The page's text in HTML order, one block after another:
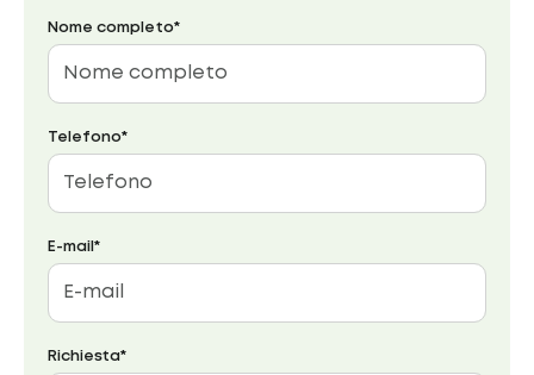
Nome completo*
Telefono*
E-mail*
Richiesta*